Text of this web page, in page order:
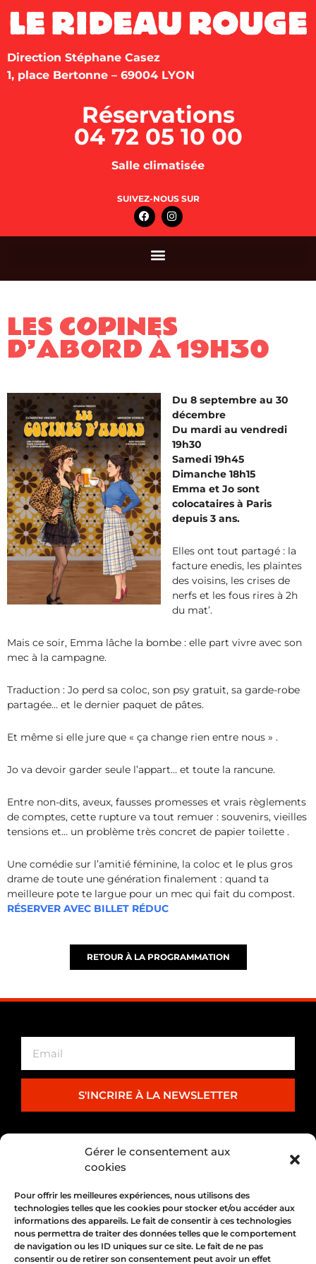
Gérer le consentement aux
cookies
Pour offrir les meilleures expériences, nous utilisons des
technologies telles que les cookies pour stocker et/ou accéder aux
informations des appareils. Le fait de consentir à ces technologies
nous permettra de traiter des données telles que le comportement
de navigation ou les ID uniques sur ce site. Le fait de ne pas
consentir ou de retirer son consentement peut avoir un effet
Direction Stéphane Casez
1, place Bertonne – 69004 LYON
Réservations
04 72 05 10 00
Salle climatisée
SUIVEZ-NOUS SUR
LES COPINES
D’ABORD À 19H30
Du 8 septembre au 30
décembre
Du mardi au vendredi
19h30
Samedi 19h45
Dimanche 18h15
Emma et Jo sont
colocataires à Paris
depuis 3 ans.
Elles ont tout partagé : la
facture enedis, les plaintes
des voisins, les crises de
nerfs et les fous rires à 2h
du mat’.
Mais ce soir, Emma lâche la bombe : elle part vivre avec son
mec à la campagne.
Traduction : Jo perd sa coloc, son psy gratuit, sa garde-robe
partagée… et le dernier paquet de pâtes.
Et même si elle jure que « ça change rien entre nous » .
Jo va devoir garder seule l’appart… et toute la rancune.
Entre non-dits, aveux, fausses promesses et vrais règlements
de comptes, cette rupture va tout remuer : souvenirs, vieilles
tensions et… un problème très concret de papier toilette .
Une comédie sur l’amitié féminine, la coloc et le plus gros
drame de toute une génération finalement : quand ta
meilleure pote te largue pour un mec qui fait du compost.
RÉSERVER AVEC BILLET RÉDUC
RETOUR À LA PROGRAMMATION
S'INCRIRE À LA NEWSLETTER
PARTENARIAT